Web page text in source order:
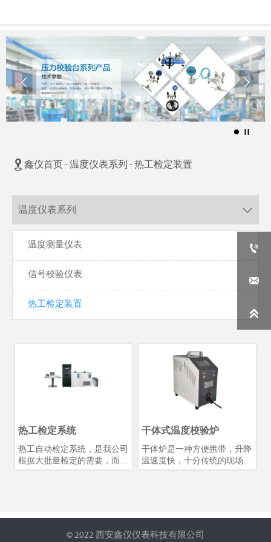
 
 鑫仪首页 -温度仪表系列 -热工检定装置
温度仪表系列 
温度测量仪表
信号校验仪表
热工检定装置
热工检定系统
热工自动检定系统，是我公司
根据大批量检定的需要，而自
主研发的新一代热电偶、热电
干体式温度校验炉
干体炉是一种方便携带，升降
温速度快，十分传统的现场热
源（温场），干体炉采用高稳
深度，水平温场，垂直温场等
技术方面处于先进水平。在所
© 2022 西安鑫仪仪表科技有限公司


